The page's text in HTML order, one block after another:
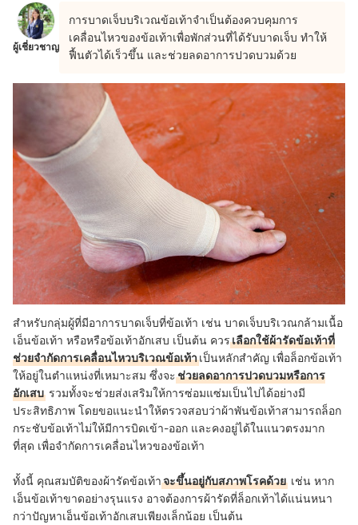
ผู้เชี่ยวชาญ
การบาดเจ็บบริเวณข้อเท้าจำเป็นต้องควบคุมการ
เคลื่อนไหวของข้อเท้าเพื่อพักส่วนที่ได้รับบาดเจ็บ ทำให้
ฟื้นตัวได้เร็วขึ้น และช่วยลดอาการปวดบวมด้วย
สำหรับกลุ่มผู้ที่มีอาการบาดเจ็บที่ข้อเท้า เช่น บาดเจ็บบริเวณกล้ามเนื้อ
เอ็นข้อเท้า หรือหรือข้อเท้าอักเสบ เป็นต้น ควรเลือกใช้ผ้ารัดข้อเท้าที่
ช่วยจำกัดการเคลื่อนไหวบริเวณข้อเท้าเป็นหลักสำคัญ เพื่อล็อกข้อเท้า
ให้อยู่ในตำแหน่งที่เหมาะสม ซึ่งจะช่วยลดอาการปวดบวมหรือการ
อักเสบ รวมทั้งจะช่วยส่งเสริมให้การซ่อมแซ่มเป็นไปได้อย่างมี
ประสิทธิภาพ โดยขอแนะนำให้ตรวจสอบว่าผ้าพันข้อเท้าสามารถล็อก
กระชับข้อเท้าไม่ให้มีการบิดเข้า-ออก และคงอยู่ได้ในแนวตรงมาก
ที่สุด เพื่อจำกัดการเคลื่อนไหวของข้อเท้า
ทั้งนี้ คุณสมบัติของผ้ารัดข้อเท้าจะขึ้นอยู่กับสภาพโรคด้วย เช่น หาก
เอ็นข้อเท้าขาดอย่างรุนแรง อาจต้องการผ้ารัดที่ล็อกเท้าได้แน่นหนา
กว่าปัญหาเอ็นข้อเท้าอักเสบเพียงเล็กน้อย เป็นต้น